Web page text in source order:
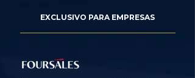
EXCLUSIVO PARA EMPRESAS